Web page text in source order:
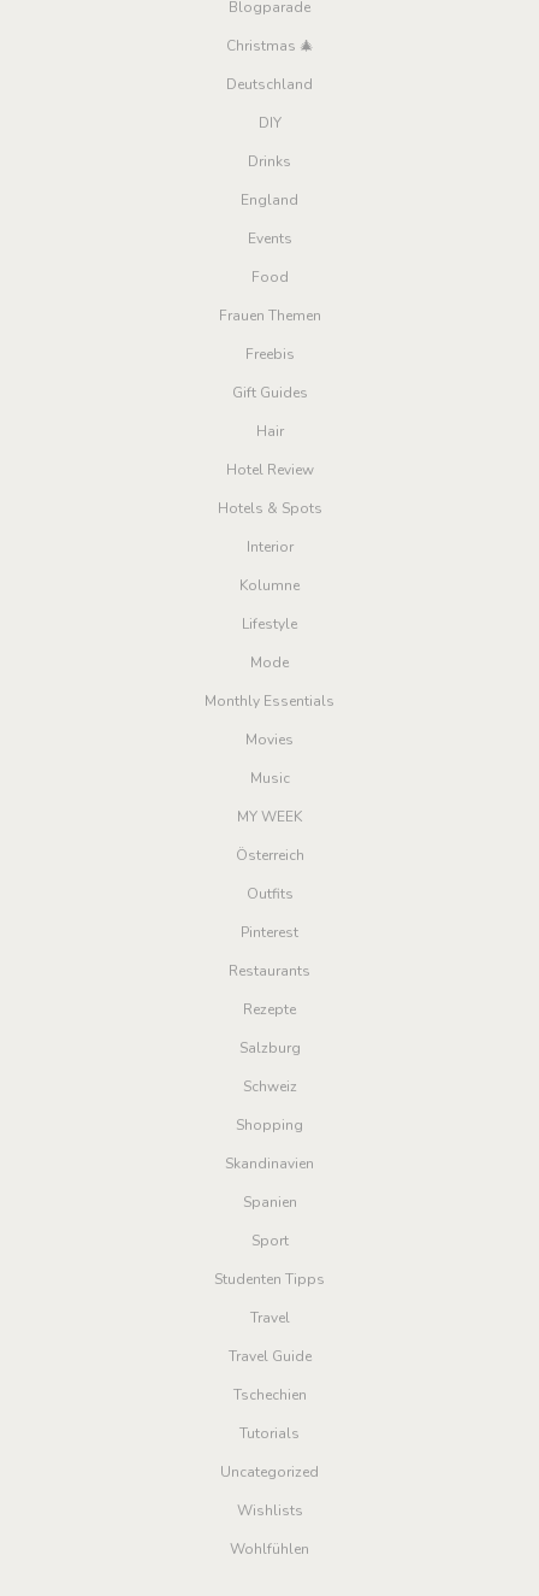
Blogparade
Christmas 🎄
Deutschland
DIY
Drinks
England
Events
Food
Frauen Themen
Freebis
Gift Guides
Hair
Hotel Review
Hotels & Spots
Interior
Kolumne
Lifestyle
Mode
Monthly Essentials
Movies
Music
MY WEEK
Österreich
Outfits
Pinterest
Restaurants
Rezepte
Salzburg
Schweiz
Shopping
Skandinavien
Spanien
Sport
Studenten Tipps
Travel
Travel Guide
Tschechien
Tutorials
Uncategorized
Wishlists
Wohlfühlen